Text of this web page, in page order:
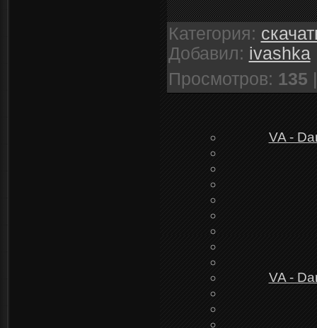
Категория:
Добавил: ivashka
Просмотров: 135
VA -
VA -